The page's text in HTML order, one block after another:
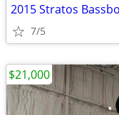
2015 Stratos
7/5
$21,000